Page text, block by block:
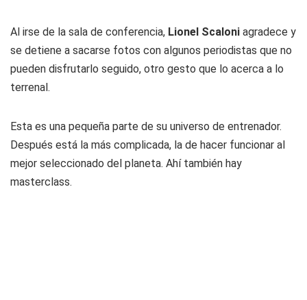
Al irse de la sala de conferencia, Lionel Scaloni agradece y
se detiene a sacarse fotos con algunos periodistas que no
pueden disfrutarlo seguido, otro gesto que lo acerca a lo
terrenal.
Esta es una pequeña parte de su universo de entrenador.
Después está la más complicada, la de hacer funcionar al
mejor seleccionado del planeta. Ahí también hay
masterclass.